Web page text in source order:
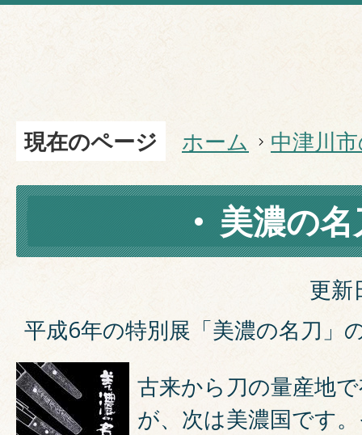
現在のページ ホーム 中津川
美濃の
更新
平成6年の特別展「美濃の名刀」
古来から刀の量産地
が、次は美濃国です